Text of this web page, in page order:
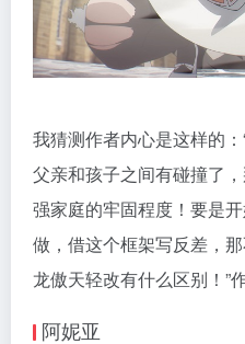
我猜测作者内心是这样的
父亲和孩子之间有碰撞了
强家庭的牢固程度！要是
做，借这个框架写反差，
龙傲天轻改有什么区别！”
阿妮亚